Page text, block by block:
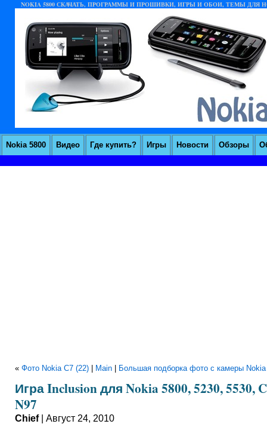
NOKIA 5800 СКАЧАТЬ, ПРОГРАММЫ И ПРОШИВКИ, ИГРЫ И ОБОИ, ТЕМЫ ДЛЯ
Nokia 5800 Видео Где купить? Игры Новости Обзоры
« Фото Nokia C7 (22) Main Большая подборка фото с камеры Nokia
Игра Inclusion для Nokia 5800, 5230, 5530,
N97
Chief| Август 24, 2010